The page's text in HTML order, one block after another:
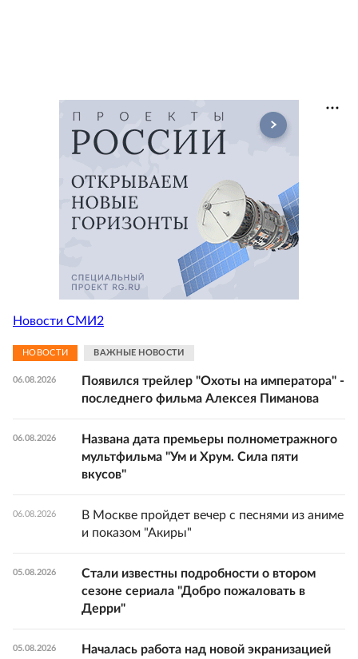
Новости СМИ2
НОВОСТИ ВАЖНЫЕ НОВОСТИ
06.08.2026
Появился трейлер "Охоты на императора" -
последнего фильма Алексея Пиманова
06.08.2026
Названа дата премьеры полнометражного
мультфильма "Ум и Хрум. Сила пяти
вкусов"
06.08.2026
В Москве пройдет вечер с песнями из аниме
и показом "Акиры"
05.08.2026
Стали известны подробности о втором
сезоне сериала "Добро пожаловать в
Дерри"
05.08.2026
Началась работа над новой экранизацией